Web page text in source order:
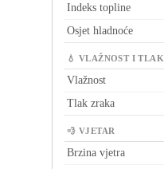
Indeks topline
Osjet hladnoće
💧 VLAŽNOST I TLAK
Vlažnost
Tlak zraka
💨 VJETAR
Brzina vjetra